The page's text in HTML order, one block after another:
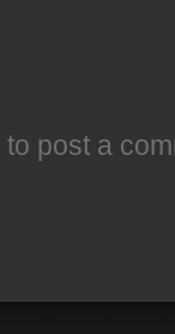
to post a